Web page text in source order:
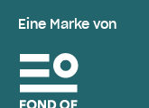
Eine Marke von